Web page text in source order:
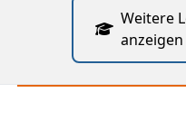
Weitere
anzeigen